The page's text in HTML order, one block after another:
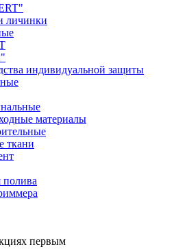
личинки
индивидуальной защиты
материалы
ткани
первым